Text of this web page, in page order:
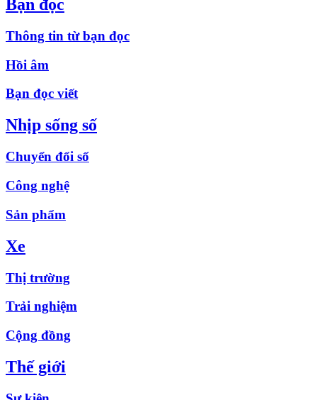
Bạn đọc
Thông tin từ bạn đọc
Hồi âm
Bạn đọc viết
Nhịp sống số
Chuyển đổi số
Công nghệ
Sản phẩm
Xe
Thị trường
Trải nghiệm
Cộng đồng
Thế giới